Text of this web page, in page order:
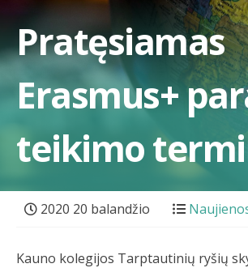
Pratęsiamas
Erasmus+
teikimo
2020 20 balandžio
Kauno kolegijos Tarptautinių ryšių